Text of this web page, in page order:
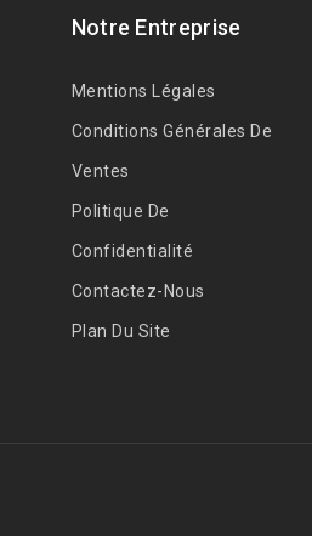
Notre Entreprise
Mentions Légales
Conditions Générales De
Ventes
Politique De
Confidentialité
Contactez-Nous
Plan Du Site